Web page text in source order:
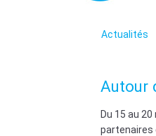
Menu
Aller au
Actualités
Autour
Du 15 au
partenaires